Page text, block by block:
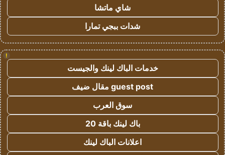
شاي ماتشا
شدات ببجي تمارا
!
خدمات الباك لينك والجيست
guest post مقال ضيف
سوق العرب
باك لينك باقة 20
اعلانات الباك لينك